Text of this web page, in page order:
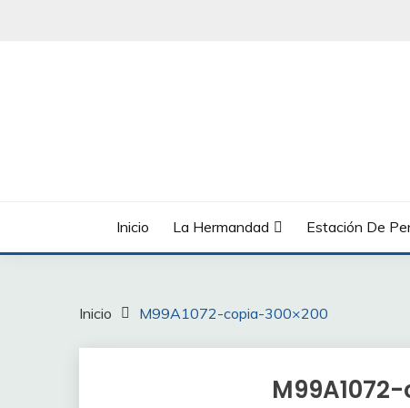
Inicio La Hermandad Estación De
Inicio M99A1072-copia-300×200